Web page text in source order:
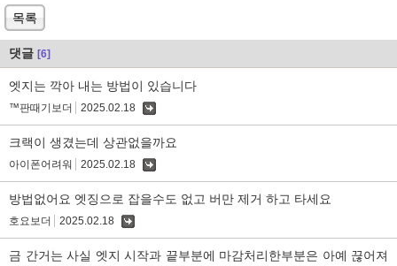
목록
댓글 [6]
엣지는 깍아 내는 방법이 있습니다
™판때기보더 2025.02.18
크랙이 생겼는데 상관없을까요
아이폰어려워 2025.02.18
방법없어요 엣징으로 잡을수도 없고 버만 제거 하고 타세요
호요보더 2025.02.18
금 간거는 사실 엣지 시작과 끝부분에 마감처리한부분은 아예 끊어져